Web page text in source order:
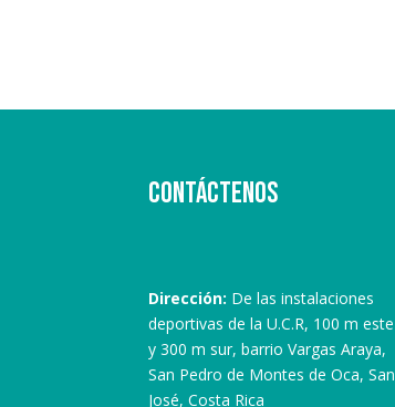
Contáctenos
Dirección: De las instalaciones
deportivas de la U.C.R, 100 m este
y 300 m sur, barrio Vargas Araya,
San Pedro de Montes de Oca, San
José, Costa Rica